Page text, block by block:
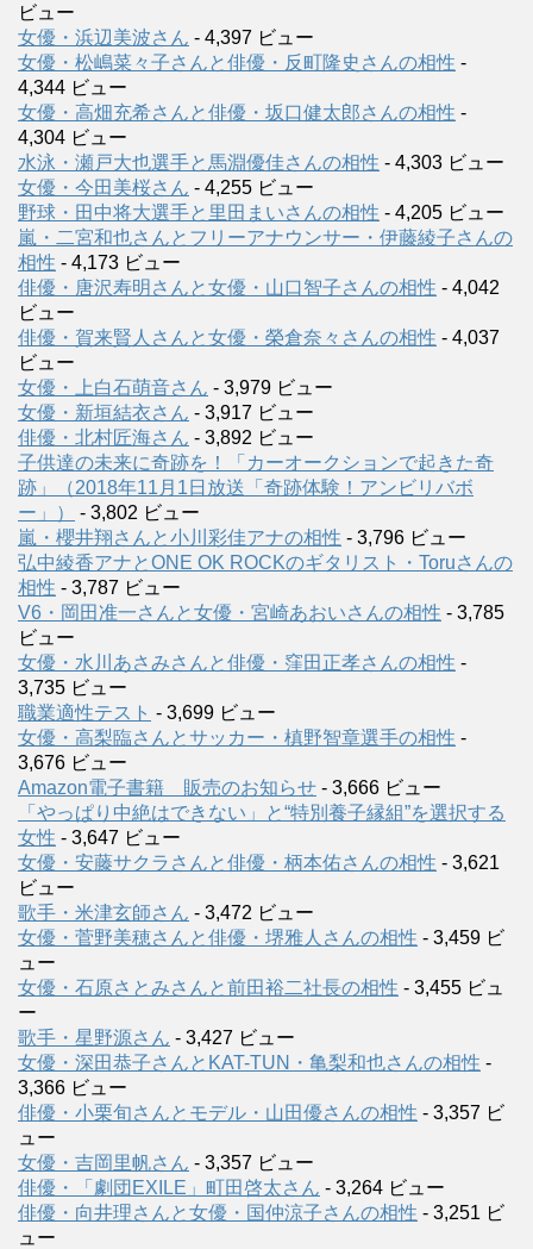
ビュー
女優・浜辺美波さん - 4,397 ビュー
女優・松嶋菜々子さんと俳優・反町隆史さんの相性 -
4,344 ビュー
女優・高畑充希さんと俳優・坂口健太郎さんの相性 -
4,304 ビュー
水泳・瀬戸大也選手と馬淵優佳さんの相性 - 4,303 ビュー
女優・今田美桜さん - 4,255 ビュー
野球・田中将大選手と里田まいさんの相性 - 4,205 ビュー
嵐・二宮和也さんとフリーアナウンサー・伊藤綾子さんの
相性 - 4,173 ビュー
俳優・唐沢寿明さんと女優・山口智子さんの相性 - 4,042
ビュー
俳優・賀来賢人さんと女優・榮倉奈々さんの相性 - 4,037
ビュー
女優・上白石萌音さん - 3,979 ビュー
女優・新垣結衣さん - 3,917 ビュー
俳優・北村匠海さん - 3,892 ビュー
子供達の未来に奇跡を！「カーオークションで起きた奇
跡」（2018年11月1日放送「奇跡体験！アンビリバボ
ー」）
- 3,802 ビュー
嵐・櫻井翔さんと小川彩佳アナの相性 - 3,796 ビュー
弘中綾香アナとONE OK ROCKのギタリスト・Toruさんの
相性 - 3,787 ビュー
V6・岡田准一さんと女優・宮崎あおいさんの相性 - 3,785
ビュー
女優・水川あさみさんと俳優・窪田正孝さんの相性 -
3,735 ビュー
職業適性テスト - 3,699 ビュー
女優・高梨臨さんとサッカー・槙野智章選手の相性 -
3,676 ビュー
Amazon電子書籍 販売のお知らせ - 3,666 ビュー
「やっぱり中絶はできない」と“特別養子縁組”を選択する
女性 - 3,647 ビュー
女優・安藤サクラさんと俳優・柄本佑さんの相性 - 3,621
ビュー
歌手・米津玄師さん - 3,472 ビュー
女優・菅野美穂さんと俳優・堺雅人さんの相性 - 3,459 ビ
ュー
女優・石原さとみさんと前田裕二社長の相性 - 3,455 ビュ
ー
歌手・星野源さん - 3,427 ビュー
女優・深田恭子さんとKAT-TUN・亀梨和也さんの相性 -
3,366 ビュー
俳優・小栗旬さんとモデル・山田優さんの相性 - 3,357 ビ
ュー
女優・吉岡里帆さん - 3,357 ビュー
俳優・「劇団EXILE」町田啓太さん - 3,264 ビュー
俳優・向井理さんと女優・国仲涼子さんの相性 - 3,251 ビ
ュー